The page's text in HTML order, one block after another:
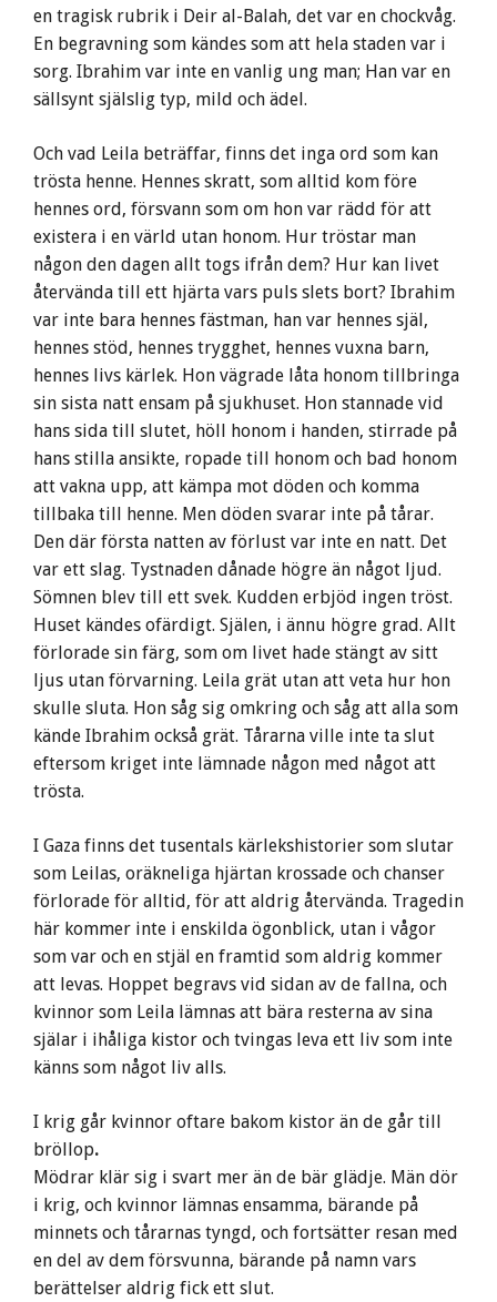
en tragisk rubrik i Deir al-Balah, det var en chockvåg.
En begravning som kändes som att hela staden var i
sorg. Ibrahim var inte en vanlig ung man; Han var en
sällsynt själslig typ, mild och ädel.
Och vad Leila beträffar, finns det inga ord som kan
trösta henne. Hennes skratt, som alltid kom före
hennes ord, försvann som om hon var rädd för att
existera i en värld utan honom. Hur tröstar man
någon den dagen allt togs ifrån dem? Hur kan livet
återvända till ett hjärta vars puls slets bort? Ibrahim
var inte bara hennes fästman, han var hennes själ,
hennes stöd, hennes trygghet, hennes vuxna barn,
hennes livs kärlek. Hon vägrade låta honom tillbringa
sin sista natt ensam på sjukhuset. Hon stannade vid
hans sida till slutet, höll honom i handen, stirrade på
hans stilla ansikte, ropade till honom och bad honom
att vakna upp, att kämpa mot döden och komma
tillbaka till henne. Men döden svarar inte på tårar.
Den där första natten av förlust var inte en natt. Det
var ett slag. Tystnaden dånade högre än något ljud.
Sömnen blev till ett svek. Kudden erbjöd ingen tröst.
Huset kändes ofärdigt. Själen, i ännu högre grad. Allt
förlorade sin färg, som om livet hade stängt av sitt
ljus utan förvarning. Leila grät utan att veta hur hon
skulle sluta. Hon såg sig omkring och såg att alla som
kände Ibrahim också grät. Tårarna ville inte ta slut
eftersom kriget inte lämnade någon med något att
trösta.
I Gaza finns det tusentals kärlekshistorier som slutar
som Leilas, oräkneliga hjärtan krossade och chanser
förlorade för alltid, för att aldrig återvända. Tragedin
här kommer inte i enskilda ögonblick, utan i vågor
som var och en stjäl en framtid som aldrig kommer
att levas. Hoppet begravs vid sidan av de fallna, och
kvinnor som Leila lämnas att bära resterna av sina
själar i ihåliga kistor och tvingas leva ett liv som inte
känns som något liv alls.
I krig går kvinnor oftare bakom kistor än de går till
bröllop.
Mödrar klär sig i svart mer än de bär glädje. Män dör
i krig, och kvinnor lämnas ensamma, bärande på
minnets och tårarnas tyngd, och fortsätter resan med
en del av dem försvunna, bärande på namn vars
berättelser aldrig fick ett slut.